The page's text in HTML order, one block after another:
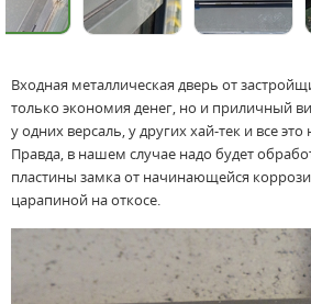
Входная металлическая дверь от
только экономия денег, но и приличный
у одних версаль, у других хай-тек и все
Правда, в нашем случае надо будет
пластины замка от начинающейся
царапиной на откосе.